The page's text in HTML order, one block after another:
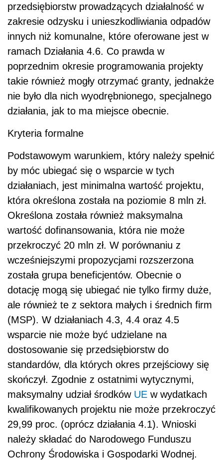
przedsiębiorstw prowadzących działalność w
zakresie odzysku i unieszkodliwiania odpadów
innych niż komunalne, które oferowane jest w
ramach Działania 4.6. Co prawda w
poprzednim okresie programowania projekty
takie również mogły otrzymać granty, jednakże
nie było dla nich wyodrębnionego, specjalnego
działania, jak to ma miejsce obecnie.
Kryteria formalne
Podstawowym warunkiem, który należy spełnić
by móc ubiegać się o wsparcie w tych
działaniach, jest minimalna wartość projektu,
która określona została na poziomie 8 mln zł.
Określona została również maksymalna
wartość dofinansowania, która nie może
przekroczyć 20 mln zł. W porównaniu z
wcześniejszymi propozycjami rozszerzona
została grupa beneficjentów. Obecnie o
dotację mogą się ubiegać nie tylko firmy duże,
ale również te z sektora małych i średnich firm
(MSP). W działaniach 4.3, 4.4 oraz 4.5
wsparcie nie może być udzielane na
dostosowanie się przedsiębiorstw do
standardów, dla których okres przejściowy się
skończył. Zgodnie z ostatnimi wytycznymi,
maksymalny udział środków UE w wydatkach
kwalifikowanych projektu nie może przekroczyć
29,99 proc. (oprócz działania 4.1). Wnioski
należy składać do Narodowego Funduszu
Ochrony Środowiska i Gospodarki Wodnej.